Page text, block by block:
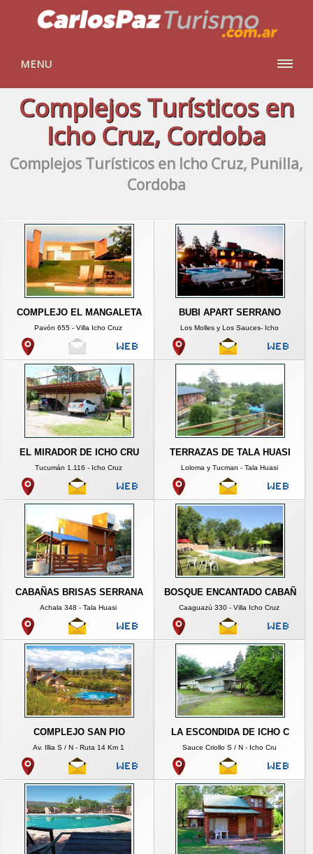
MENU
Complejos Turísticos en
Icho Cruz, Cordoba
Complejos Turísticos en Icho Cruz, Punilla,
Cordoba
COMPLEJO EL MANGALETA
Pavón 655 - Villa Icho Cruz
BUBI APART SERRANO
Los Molles y Los Sauces- Icho
EL MIRADOR DE ICHO CRU
Tucumán 1.116 - Icho Cruz
TERRAZAS DE TALA HUASI
Loloma y Tucman - Tala Huasi
CABAÑAS BRISAS SERRANA
Achala 348 - Tala Huasi
BOSQUE ENCANTADO CABAÑ
Caaguazú 330 - Villa Icho Cruz
COMPLEJO SAN PIO
Av. Illia S / N - Ruta 14 Km 1
LA ESCONDIDA DE ICHO C
Sauce Criollo S / N - Icho Cru